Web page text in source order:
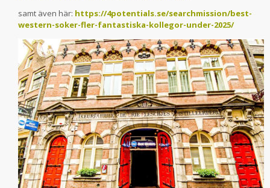
samt även här: https://4potentials.se/searchmission/best-
western-soker-fler-fantastiska-kollegor-under-2025/